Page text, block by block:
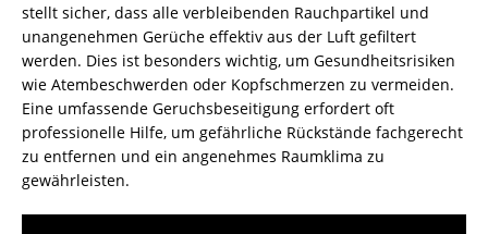
stellt sicher, dass alle verbleibenden Rauchpartikel und
unangenehmen Gerüche effektiv aus der Luft gefiltert
werden. Dies ist besonders wichtig, um Gesundheitsrisiken
wie Atembeschwerden oder Kopfschmerzen zu vermeiden.
Eine umfassende Geruchsbeseitigung erfordert oft
professionelle Hilfe, um gefährliche Rückstände fachgerecht
zu entfernen und ein angenehmes Raumklima zu
gewährleisten.